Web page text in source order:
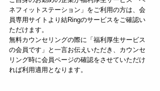
ネフィットステーション」をご利用の方は、会
員専用サイトより結Ringのサービスをご確認い
ただけます。
無料カウンセリングの際に「福利厚生サービス
の会員です」と一言お伝えいただき、カウンセ
リング時に会員ページの確認をさせていただけ
れば利用適用となります。